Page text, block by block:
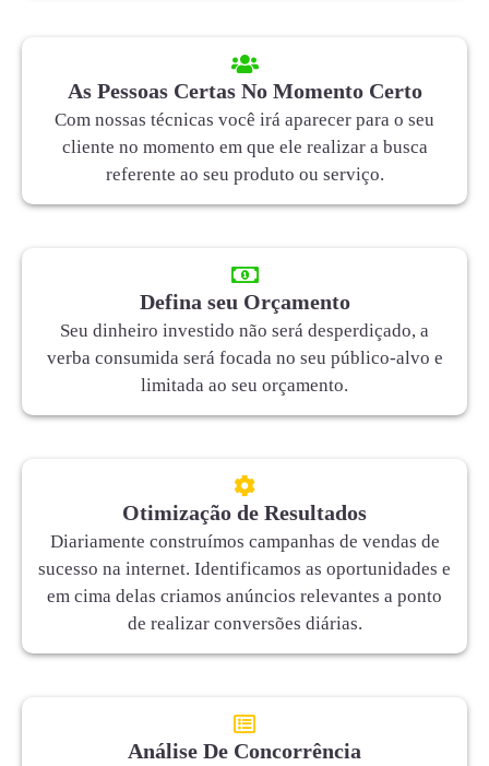
As Pessoas Certas No Momento Certo
Com nossas técnicas você irá aparecer para o seu
cliente no momento em que ele realizar a busca
referente ao seu produto ou serviço.
Defina seu Orçamento
Seu dinheiro investido não será desperdiçado, a
verba consumida será focada no seu público-alvo e
limitada ao seu orçamento.
Otimização de Resultados
Diariamente construímos campanhas de vendas de
sucesso na internet. Identificamos as oportunidades e
em cima delas criamos anúncios relevantes a ponto
de realizar conversões diárias.
Análise De Concorrência